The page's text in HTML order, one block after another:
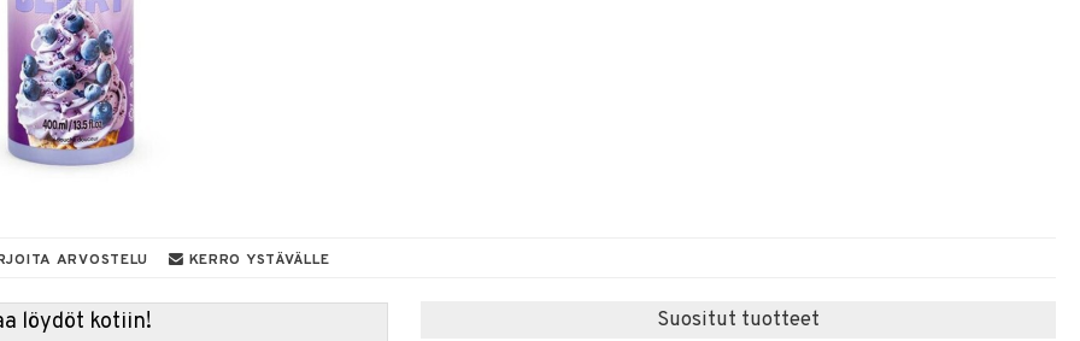
ARVOSTELU KERRO YSTÄVÄLLE
löydöt kotiin! Suositut tuotteet